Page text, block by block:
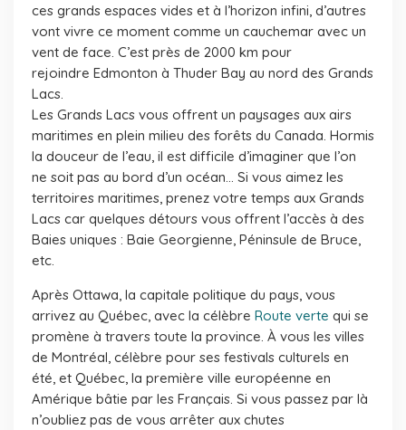
ces grands espaces vides et à l’horizon infini, d’autres
vont vivre ce moment comme un cauchemar avec un
vent de face. C’est près de 2000 km pour
rejoindre Edmonton à Thuder Bay au nord des Grands
Lacs.
Les Grands Lacs vous offrent un paysages aux airs
maritimes en plein milieu des forêts du Canada. Hormis
la douceur de l’eau, il est difficile d’imaginer que l’on
ne soit pas au bord d’un océan… Si vous aimez les
territoires maritimes, prenez votre temps aux Grands
Lacs car quelques détours vous offrent l’accès à des
Baies uniques : Baie Georgienne, Péninsule de Bruce,
etc.
Après Ottawa, la capitale politique du pays, vous
arrivez au Québec, avec la célèbre Route verte qui se
promène à travers toute la province. À vous les villes
de Montréal, célèbre pour ses festivals culturels en
été, et Québec, la première ville européenne en
Amérique bâtie par les Français. Si vous passez par là
n’oubliez pas de vous arrêter aux chutes